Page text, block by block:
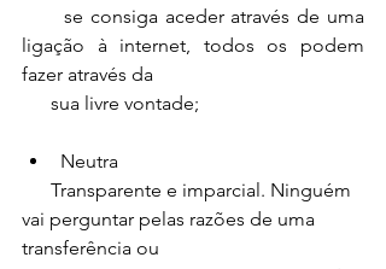
ligação à internet, todos os podem
fazer através da
      sua livre vontade;
Neutra
vai perguntar pelas razões de uma
transferência ou